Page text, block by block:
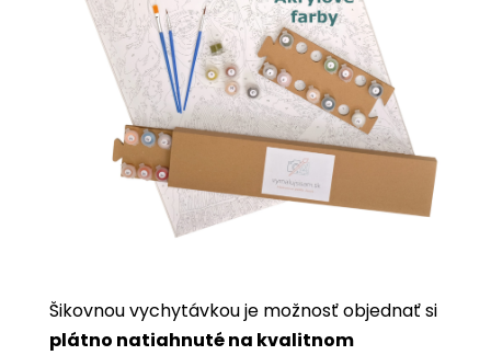
Šikovnou vychytávkou je možnosť objednať si
plátno natiahnuté na kvalitnom